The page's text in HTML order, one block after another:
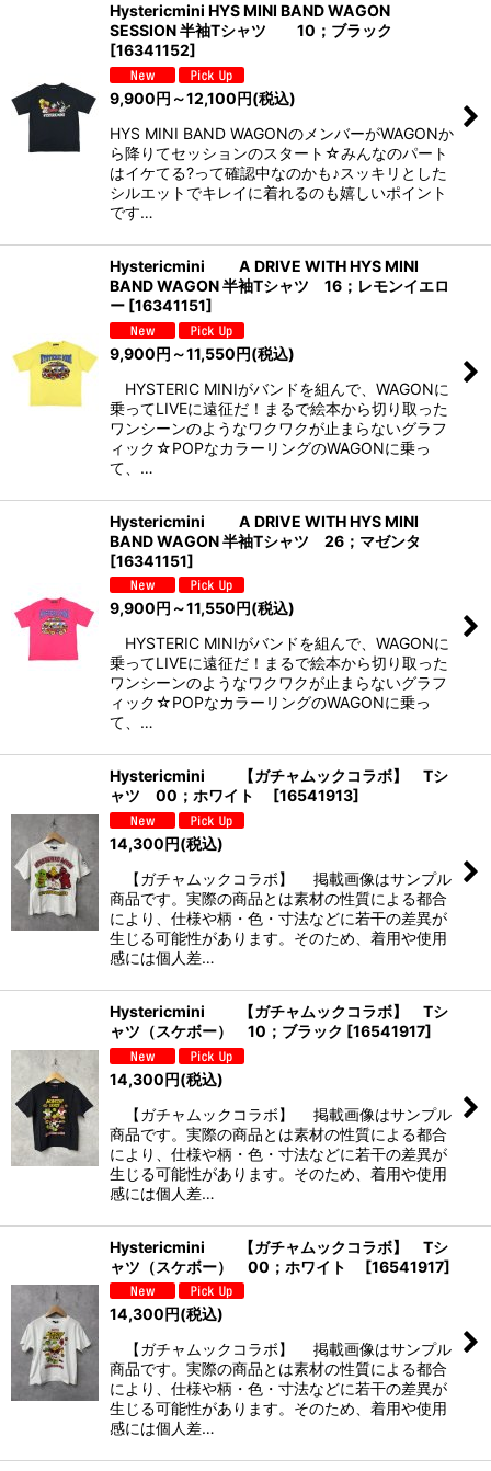
Hystericmini HYS MINI BAND WAGON
SESSION 半袖Tシャツ 10；ブラック
[16341152]
9,900円 ～12,100円(税込)
HYS MINI BAND WAGONのメンバーがWAGONか
ら降りてセッションのスタート☆みんなのパート
はイケてる?って確認中なのかも♪スッキリとした
シルエットでキレイに着れるのも嬉しいポイント
です…
Hystericmini A DRIVE WITH HYS MINI
BAND WAGON 半袖Tシャツ 16；レモンイエロ
ー [16341151]
9,900円 ～11,550円(税込)
HYSTERIC MINIがバンドを組んで、WAGONに
乗ってLIVEに遠征だ！まるで絵本から切り取った
ワンシーンのようなワクワクが止まらないグラフ
ィック☆POPなカラーリングのWAGONに乗っ
て、…
Hystericmini A DRIVE WITH HYS MINI
BAND WAGON 半袖Tシャツ 26；マゼンタ
[16341151]
9,900円 ～11,550円(税込)
HYSTERIC MINIがバンドを組んで、WAGONに
乗ってLIVEに遠征だ！まるで絵本から切り取った
ワンシーンのようなワクワクが止まらないグラフ
ィック☆POPなカラーリングのWAGONに乗っ
て、…
Hystericmini 【ガチャムックコラボ】 Tシ
ャツ 00；ホワイト
[16541913]
14,300円(税込)
【ガチャムックコラボ】 掲載画像はサンプル
商品です。実際の商品とは素材の性質による都合
により、仕様や柄・色・寸法などに若干の差異が
生じる可能性があります。そのため、着用や使用
感には個人差…
Hystericmini 【ガチャムックコラボ】 Tシ
ャツ（スケボー） 10；ブラック [16541917]
14,300円(税込)
【ガチャムックコラボ】 掲載画像はサンプル
商品です。実際の商品とは素材の性質による都合
により、仕様や柄・色・寸法などに若干の差異が
生じる可能性があります。そのため、着用や使用
感には個人差…
Hystericmini 【ガチャムックコラボ】 Tシ
ャツ（スケボー） 00；ホワイト
[16541917]
14,300円(税込)
【ガチャムックコラボ】 掲載画像はサンプル
商品です。実際の商品とは素材の性質による都合
により、仕様や柄・色・寸法などに若干の差異が
生じる可能性があります。そのため、着用や使用
感には個人差…